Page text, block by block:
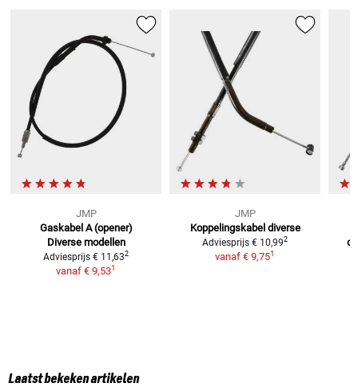
JMP
Gaskabel A (opener)
Diverse modellen
Adviesprijs € 11,632
vanaf € 9,531
JMP
Koppelingskabel diverse
Adviesprijs € 10,992
vanaf € 9,751
Laatst bekeken artikelen